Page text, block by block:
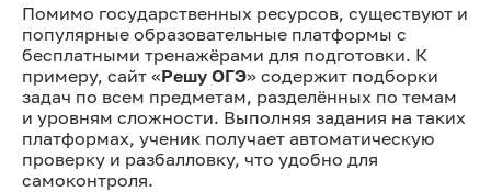
Помимо государственных ресурсов, существуют и
популярные образовательные платформы с
бесплатными тренажёрами для подготовки. К
примеру, сайт «Решу ОГЭ» содержит подборки
задач по всем предметам, разделённых по темам
и уровням сложности. Выполняя задания на таких
платформах, ученик получает автоматическую
проверку и разбалловку, что удобно для
самоконтроля.